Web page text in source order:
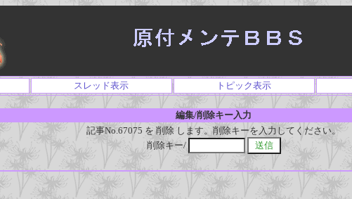
スレッド表示 トピック表示
編集/削除キー入力
記事No.67075 を 削除 します。削除キーを入力してください。
削除キー/